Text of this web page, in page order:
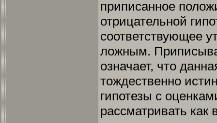
приписанное
отрицательной
соответствующее
ложным.
означает, что
тождественно
гипотезы с
рассматривать